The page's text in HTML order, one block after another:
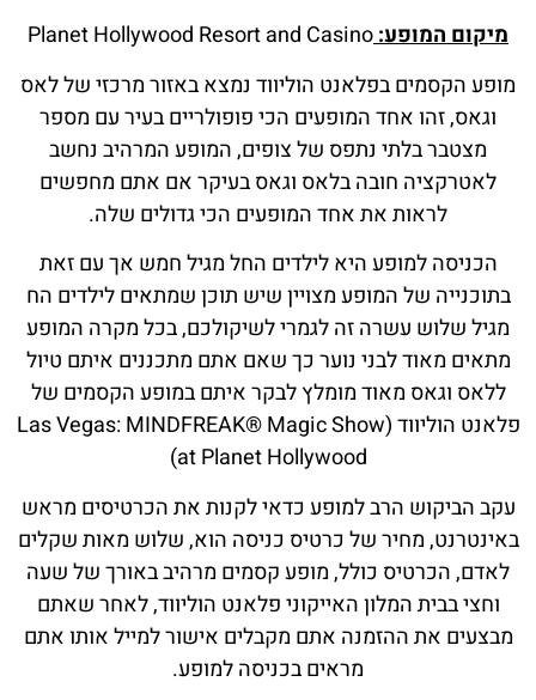
מיקום המופע:Planet Hollywood Resort and Casino
מופע הקסמים בפלאנט הוליווד נמצא באזור מרכזי של לאס
וגאס, זהו אחד המופעים הכי פופולריים בעיר עם מספר
מצטבר בלתי נתפס של צופים, המופע המרהיב נחשב
לאטרקציה חובה בלאס וגאס בעיקר אם אתם מחפשים
לראות את אחד המופעים הכי גדולים שלה.
הכניסה למופע היא לילדים החל מגיל חמש אך עם זאת
בתוכנייה של המופע מצויין שיש תוכן שמתאים לילדים הח
מגיל שלוש עשרה זה לגמרי לשיקולכם, בכל מקרה המופע
מתאים מאוד לבני נוער כך שאם אתם מתכננים איתם טיול
ללאס וגאס מאוד מומלץ לבקר איתם במופע הקסמים של
פלאנט הוליווד (Las Vegas: MINDFREAK® Magic Show
at Planet Hollywood)
עקב הביקוש הרב למופע כדאי לקנות את הכרטיסים מראש
באינטרנט, מחיר של כרטיס כניסה הוא, שלוש מאות שקלים
לאדם, הכרטיס כולל, מופע קסמים מרהיב באורך של שעה
וחצי בבית המלון האייקוני פלאנט הוליווד, לאחר שאתם
מבצעים את ההזמנה אתם מקבלים אישור למייל אותו אתם
מראים בכניסה למופע.